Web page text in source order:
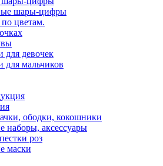
шары-цифры
цветам.
девочек
мальчиков
ободки, кокошники
наборы, аксессуары
роз
маски